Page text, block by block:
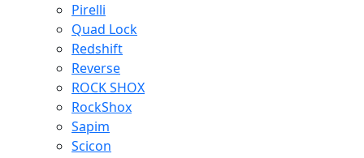
Pirelli
Quad Lock
Redshift
Reverse
ROCK SHOX
RockShox
Sapim
Scicon